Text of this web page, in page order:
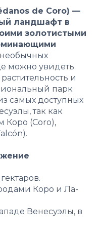
de Coro) —
ландшафт в
золотистыми
можно увидеть
и
парк
самых доступных
так как
Коро (Coro),
Коро и Ла-
Венесуэлы, в